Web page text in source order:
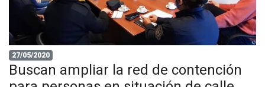
27/05/2020
Buscan ampliar la red de contención